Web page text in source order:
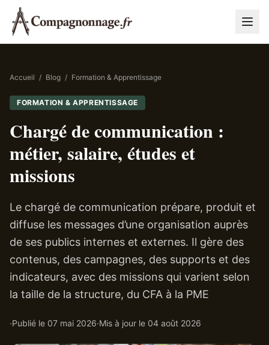
Accueil / Blog / Formation & Apprentissage
FORMATION & APPRENTISSAGE
Chargé de communication :
métier, salaire, études et
missions
Le chargé de communication prépare, produit et
diffuse les messages d’une organisation auprès
de ses publics internes et externes. Il gère des
contenus, des campagnes, des supports et des
indicateurs, avec des missions qui varient selon
la taille de la structure, du CFA à la PME
·Publié le 07 mai 2026·Mis à jour le 04 août 2026